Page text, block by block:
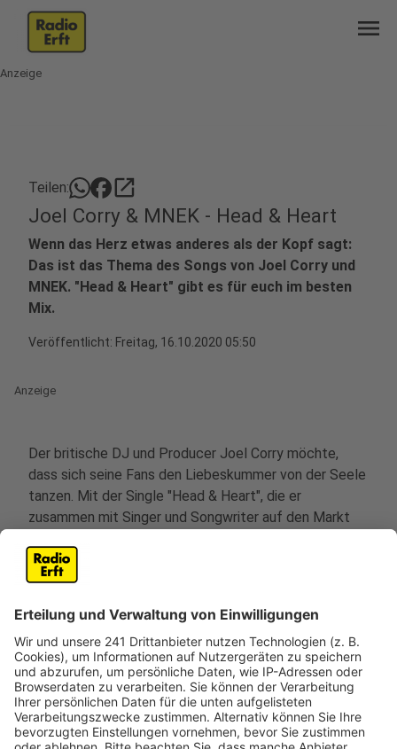
menu
Anzeige
Teilen: open_in_new
Joel Corry & MNEK - Head & Heart
Wenn das Herz etwas anderes als der Kopf sagt:
Das ist das Thema des Songs von Joel Corry und
MNEK. "Head & Heart" gibt es für euch im besten
Mix.
Veröffentlicht: Freitag, 16.10.2020 05:50
Anzeige
Der britische DJ und Producer Joel Corry möchte,
dass sich seine Fans den Liebeskummer von der Seele
tanzen. Mit der Single "Head & Heart", die er
zusammen mit Singer und Songwriter auf den Markt
Anzeige
Nach den Singles "Sorry" und "Lonely" hat Joel Corry
den nächsten Hit auf den Weg gebracht. Der 31-
Jährige kann es nicht nur an den Turntables und
Reglern, sondern auch mit seinen Muskeln. Schließlich
betreibt er nebenbei noch Personal-Training-Business
und führt eine Fitnessbekleidungs-App. Zurück zur